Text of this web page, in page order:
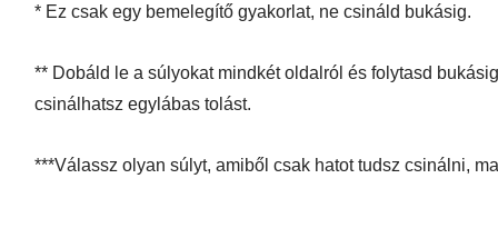
* Ez csak egy bemelegítő gyakorlat, ne csináld bukásig.
** Dobáld le a súlyokat mindkét oldalról és folytasd
csinálhatsz egylábas tolást.
***Válassz olyan súlyt, amiből csak hatot tudsz csinálni,